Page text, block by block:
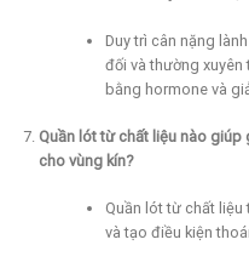
Duy trì cân nặng
đối và thường
bằng hormone và
Quần lót từ chất liệu nào
cho vùng kín?
Quần lót từ chất
và tạo điều kiện